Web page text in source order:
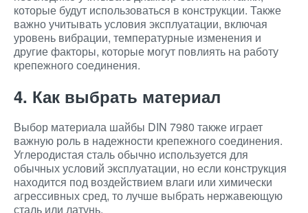
которые будут использоваться в конструкции. Также
важно учитывать условия эксплуатации, включая
уровень вибрации, температурные изменения и
другие факторы, которые могут повлиять на работу
крепежного соединения.
4. Как выбрать материал
Выбор материала шайбы DIN 7980 также играет
важную роль в надежности крепежного соединения.
Углеродистая сталь обычно используется для
обычных условий эксплуатации, но если конструкция
находится под воздействием влаги или химически
агрессивных сред, то лучше выбрать нержавеющую
сталь или латунь.